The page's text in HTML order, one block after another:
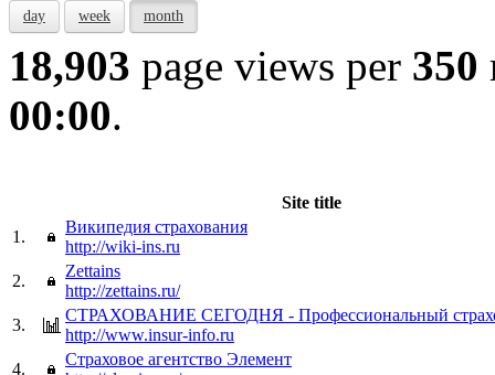
day week month
18,903 page views per 350
00:00.
Site title
1.
Википедия страхования
http://wiki-ins.ru
2.
Zettains
http://zettains.ru/
3.
СТРАХОВАНИЕ СЕГОДНЯ - Профессиональный
http://www.insur-info.ru
4.
Страховое агентство Элемент